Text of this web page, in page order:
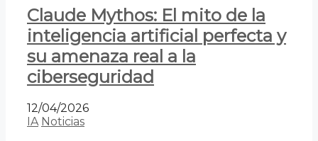
Claude Mythos: El mito de la
inteligencia artificial perfecta y
su amenaza real a la
ciberseguridad
12/04/2026
IA Noticias